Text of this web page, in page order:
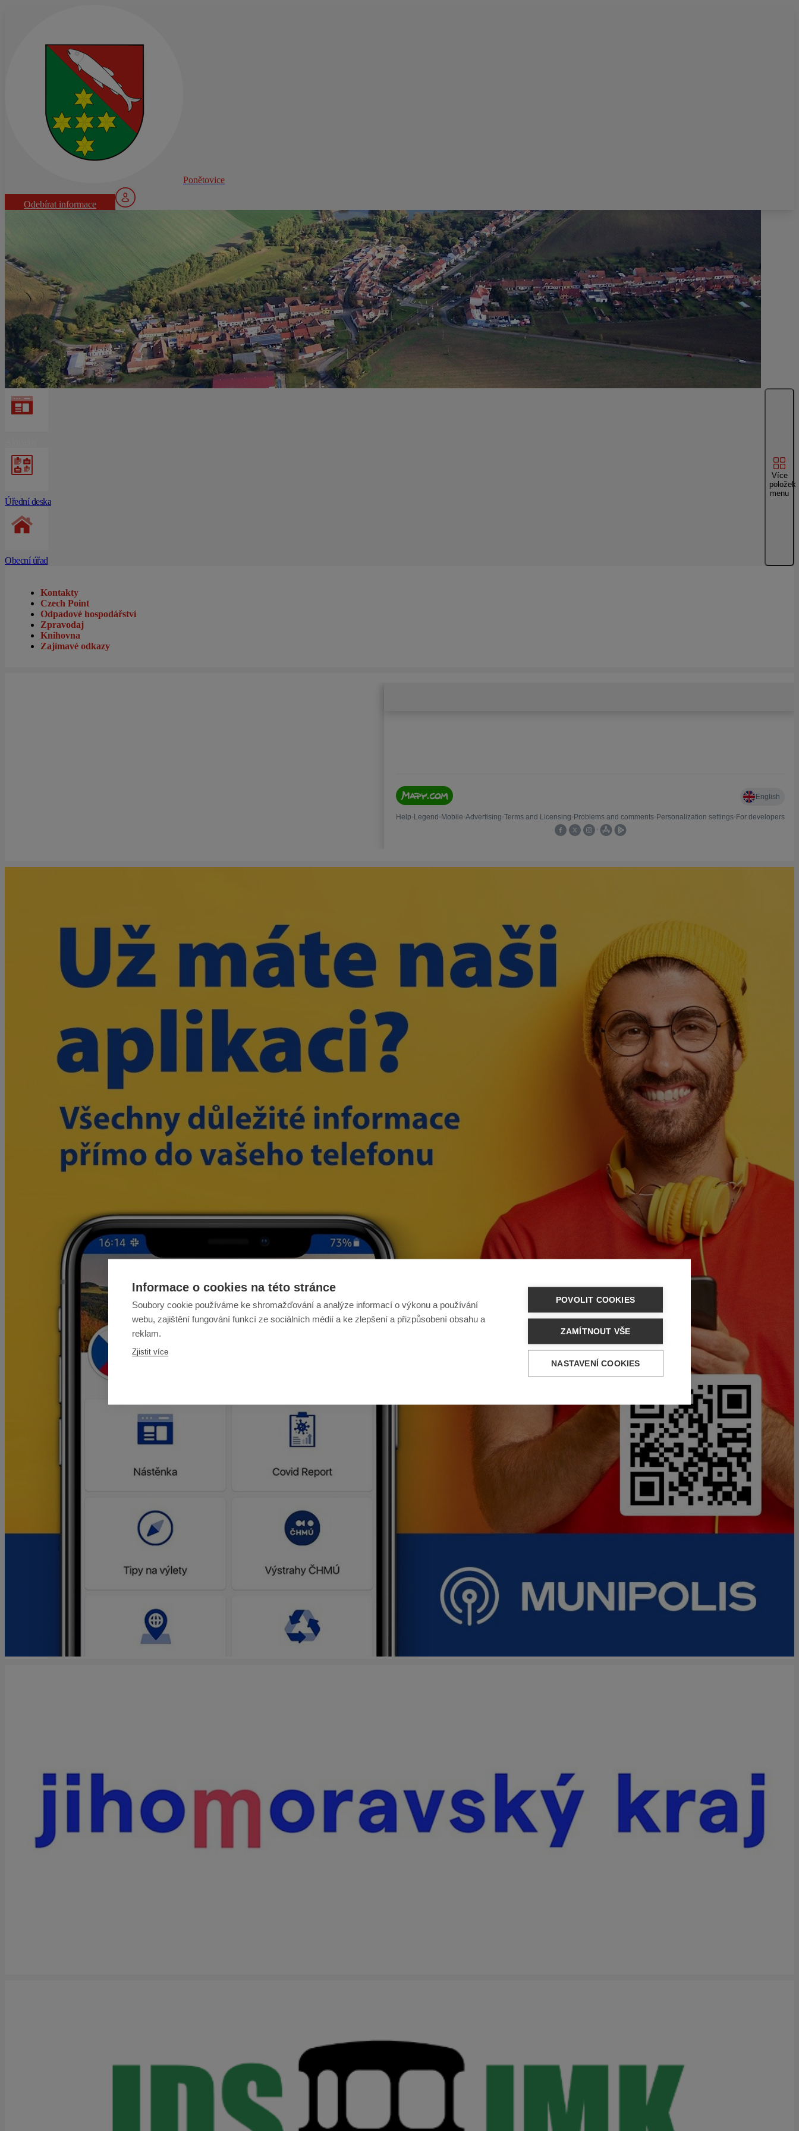
Informace o cookies na této stránce
Soubory cookie používáme ke shromažďování a analýze informací o výkonu a používání
webu, zajištění fungování funkcí ze sociálních médií a ke zlepšení a přizpůsobení obsahu a
reklam.
Zjistit více
POVOLIT COOKIES
ZAMÍTNOUT VŠE
NASTAVENÍ COOKIES
Ponětovice
Odebírat informace
Úřední deska
Obecní úřad
Více
položek
menu
Kontakty
Czech Point
Odpadové hospodářství
Zpravodaj
Knihovna
Zajímavé odkazy